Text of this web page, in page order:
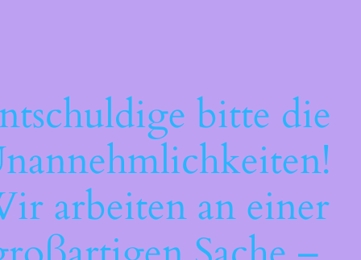
bitte die
arbeiten an einer